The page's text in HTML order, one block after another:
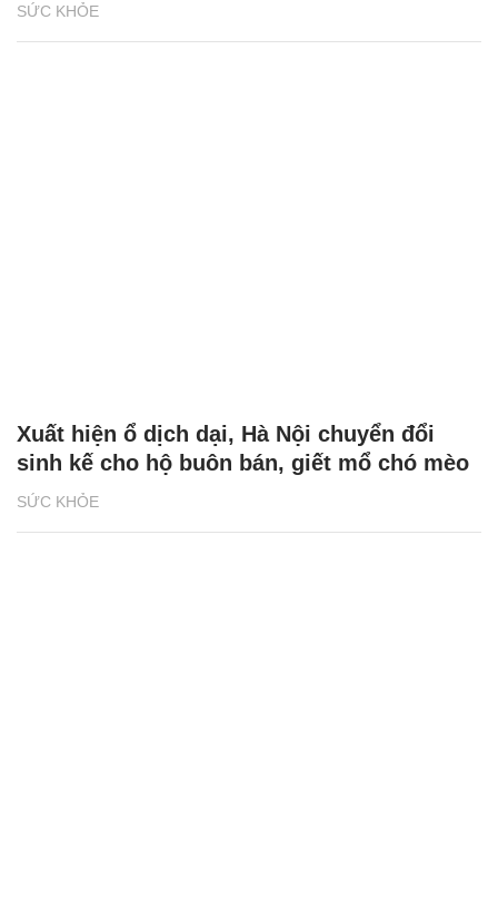
SỨC KHỎE
SỨC KHỎE
Xuất hiện ổ dịch dại, Hà Nội chuyển đổi
sinh kế cho hộ buôn bán, giết mổ chó mèo